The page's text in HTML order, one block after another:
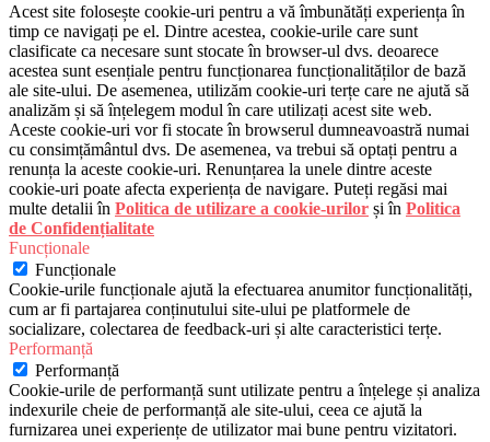
Acest site folosește cookie-uri pentru a vă îmbunătăți experiența în
timp ce navigați pe el. Dintre acestea, cookie-urile care sunt
clasificate ca necesare sunt stocate în browser-ul dvs. deoarece
acestea sunt esențiale pentru funcționarea funcționalităților de bază
ale site-ului. De asemenea, utilizăm cookie-uri terțe care ne ajută să
analizăm și să înțelegem modul în care utilizați acest site web.
Aceste cookie-uri vor fi stocate în browserul dumneavoastră numai
cu consimțământul dvs. De asemenea, va trebui să optați pentru a
renunța la aceste cookie-uri. Renunțarea la unele dintre aceste
cookie-uri poate afecta experiența de navigare. Puteți regăsi mai
multe detalii în Politica de utilizare a cookie-urilor și în Politica
de Confidențialitate
Funcționale
Funcționale
Cookie-urile funcționale ajută la efectuarea anumitor funcționalități,
cum ar fi partajarea conținutului site-ului pe platformele de
socializare, colectarea de feedback-uri și alte caracteristici terțe.
Performanță
Performanță
Cookie-urile de performanță sunt utilizate pentru a înțelege și analiza
indexurile cheie de performanță ale site-ului, ceea ce ajută la
furnizarea unei experiențe de utilizator mai bune pentru vizitatori.